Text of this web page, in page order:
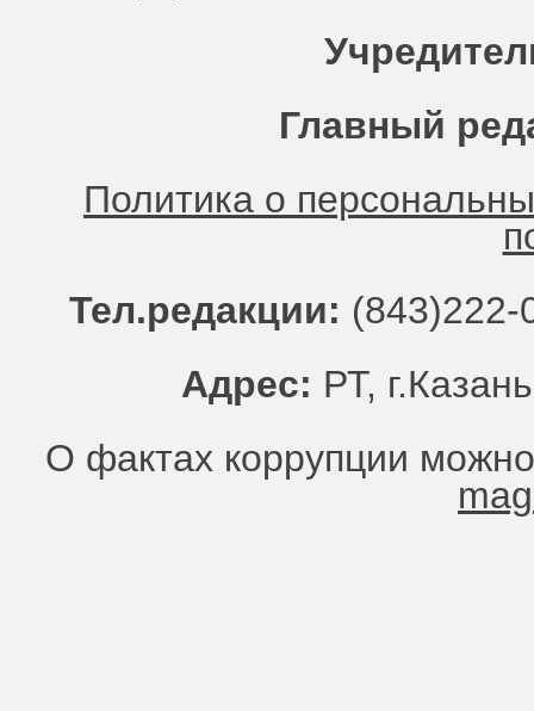
Главный
Политика о
Тел.редакции:
Адрес: РТ,
О фактах коррупции